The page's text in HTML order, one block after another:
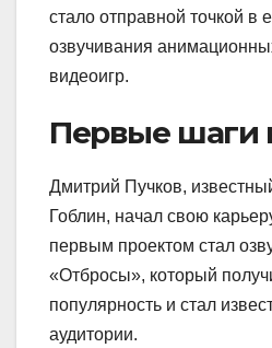
стало отправной точкой в
озвучивания
видеоигр.
Первые шаги
Дмитрий Пучков,
Гоблин, начал свою
первым проектом стал
«Отбросы», который
популярность и стал
аудитории.